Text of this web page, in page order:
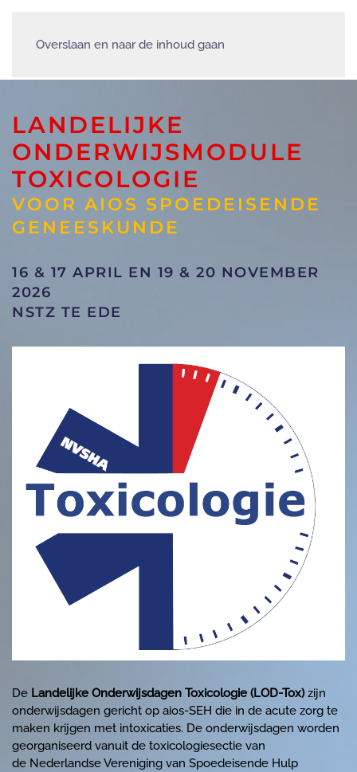
Overslaan en naar de inhoud gaan
LANDELIJKE
ONDERWIJSMODULE
TOXICOLOGIE
VOOR AIOS SPOEDEISENDE
GENEESKUNDE
16 & 17 APRIL EN 19 & 20 NOVEMBER
2026
NSTZ TE EDE
De Landelijke Onderwijsdagen Toxicologie (LOD-Tox) zijn
onderwijsdagen gericht op aios-SEH die in de acute zorg te
maken krijgen met intoxicaties. De onderwijsdagen worden
georganiseerd vanuit de toxicologiesectie van
de Nederlandse Vereniging van Spoedeisende Hulp